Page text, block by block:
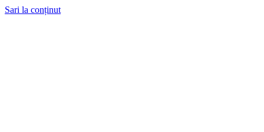
Sari la conținut